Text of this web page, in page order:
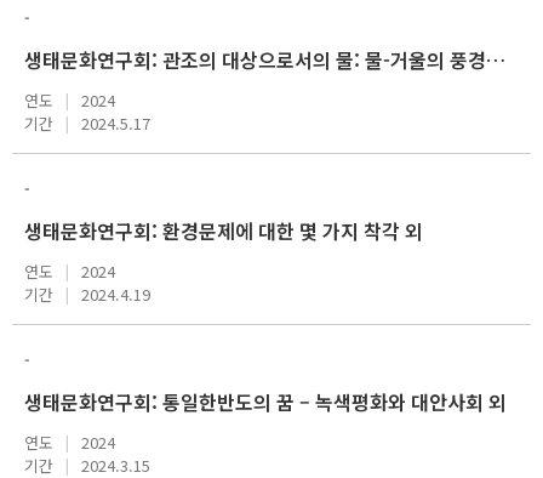
-
생태문화연구회: 관조의 대상으로서의 물: 물-거울의 풍경들 외
연도
2024
기간
2024.5.17
-
생태문화연구회: 환경문제에 대한 몇 가지 착각 외
연도
2024
기간
2024.4.19
-
생태문화연구회: 통일한반도의 꿈 – 녹색평화와 대안사회 외
연도
2024
기간
2024.3.15